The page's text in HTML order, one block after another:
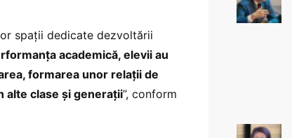
spații dedicate dezvoltării
academică, elevii au
formarea unor relații de
alte clase și generații”, conform